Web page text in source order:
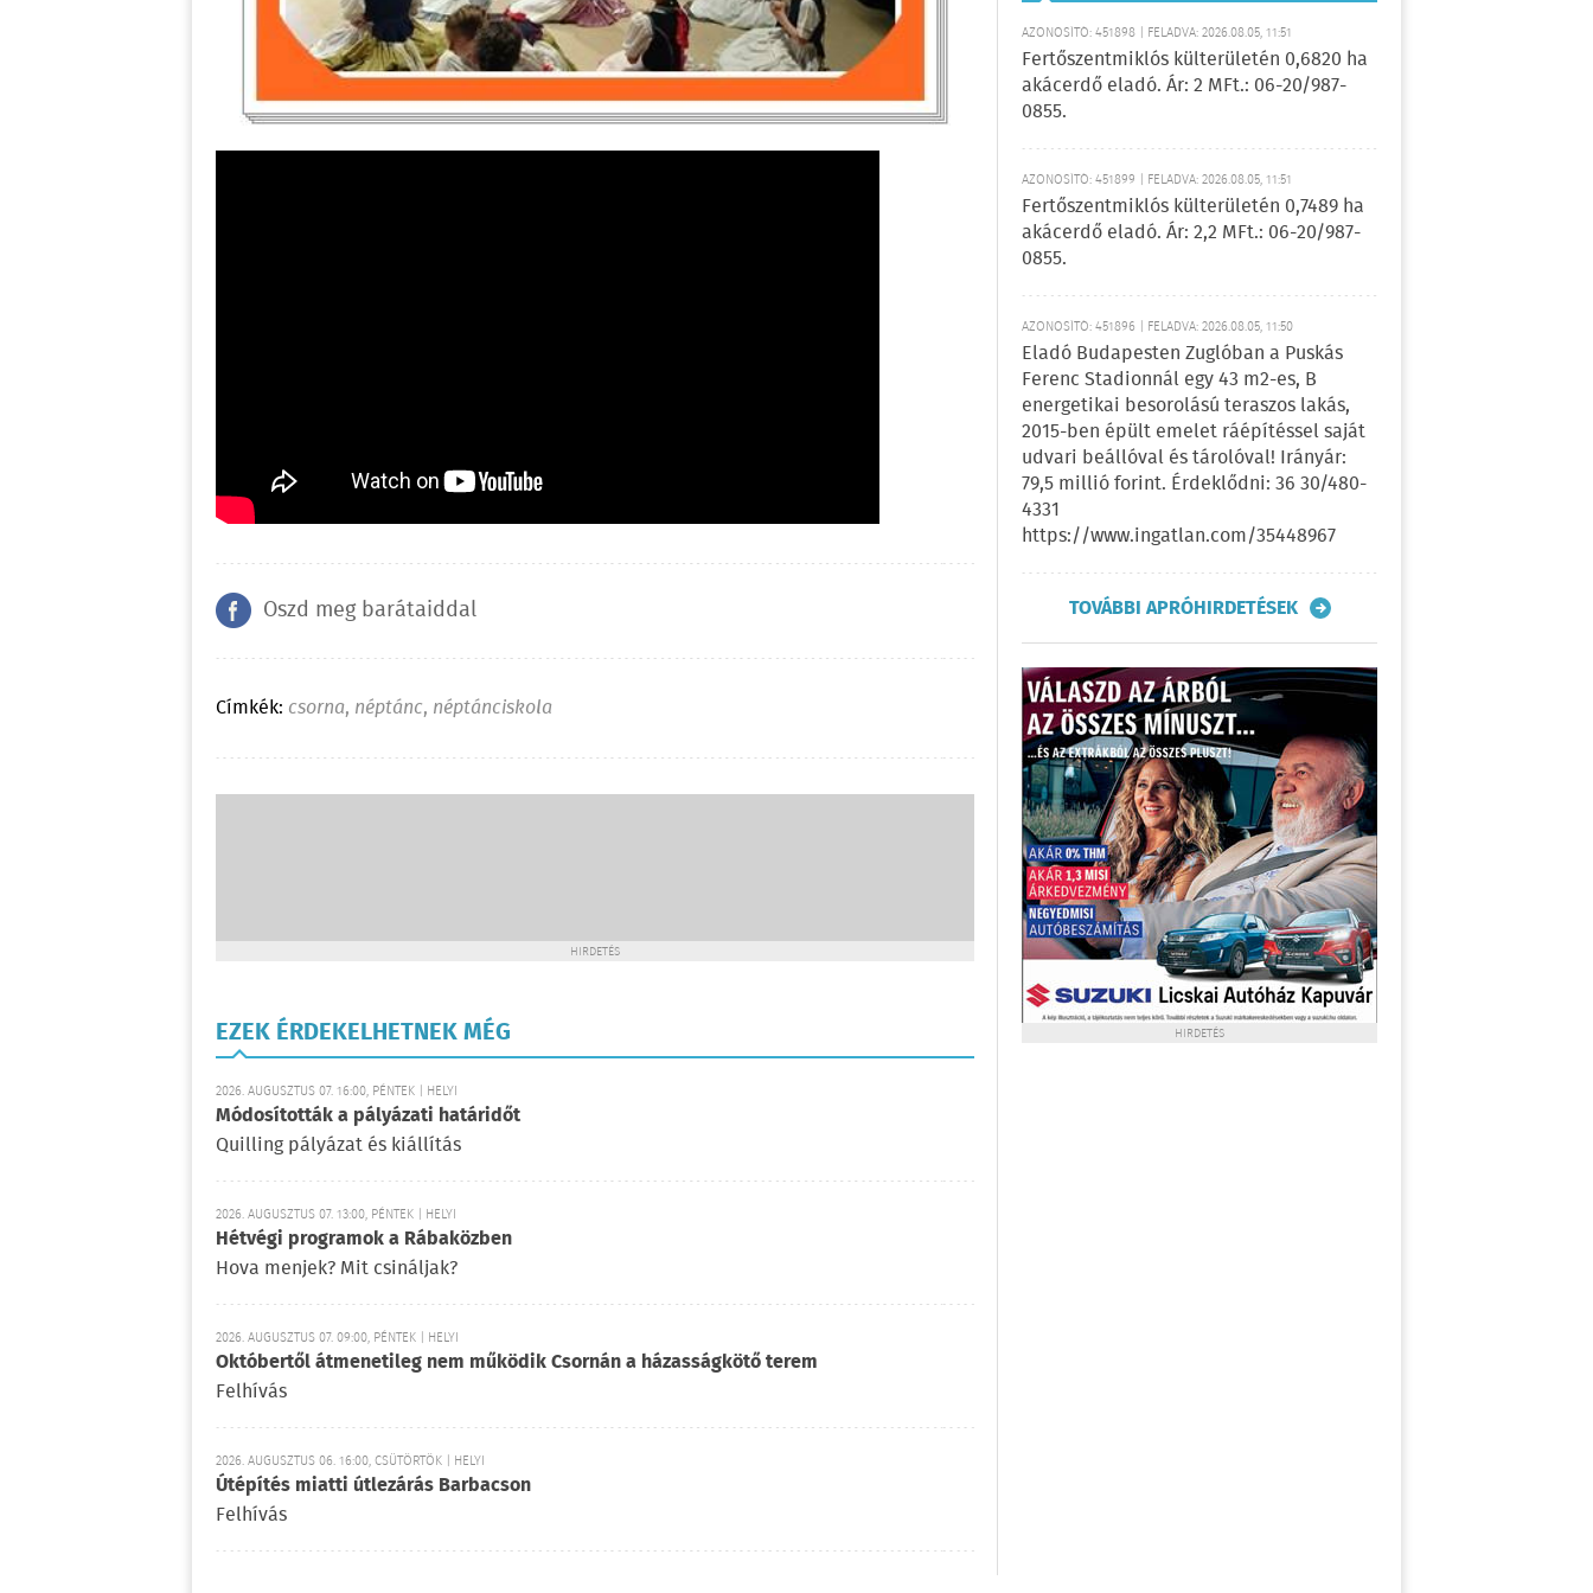
Oszd meg barátaiddal
Címkék: csorna, néptánc, néptánciskola
HIRDETÉS
EZEK ÉRDEKELHETNEK MÉG
2026. AUGUSZTUS 07. 16:00, PÉNTEK | HELYI
Módosították a pályázati határidőt
Quilling pályázat és kiállítás
2026. AUGUSZTUS 07. 13:00, PÉNTEK | HELYI
Hétvégi programok a Rábaközben
Hova menjek? Mit csináljak?
2026. AUGUSZTUS 07. 09:00, PÉNTEK | HELYI
Októbertől átmenetileg nem működik Csornán a házasságkötő terem
Felhívás
2026. AUGUSZTUS 06. 16:00, CSÜTÖRTÖK | HELYI
Útépítés miatti útlezárás Barbacson
Felhívás
AZONOSÍTÓ: 451898 | FELADVA: 2026.08.05, 11:51
Fertőszentmiklós külterületén 0,6820 ha
akácerdő eladó. Ár: 2 MFt.: 06-20/987-
0855.
AZONOSÍTÓ: 451899 | FELADVA: 2026.08.05, 11:51
Fertőszentmiklós külterületén 0,7489 ha
akácerdő eladó. Ár: 2,2 MFt.: 06-20/987-
0855.
AZONOSÍTÓ: 451896 | FELADVA: 2026.08.05, 11:50
Eladó Budapesten Zuglóban a Puskás
Ferenc Stadionnál egy 43 m2-es, B
energetikai besorolású teraszos lakás,
2015-ben épült emelet ráépítéssel saját
udvari beállóval és tárolóval! Irányár:
79,5 millió forint. Érdeklődni: 36 30/480-
4331
https://www.ingatlan.com/35448967
TOVÁBBI APRÓHIRDETÉSEK
HIRDETÉS